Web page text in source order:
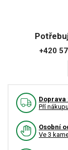
+420
Doprava
Pří
Osobní
Ve 3